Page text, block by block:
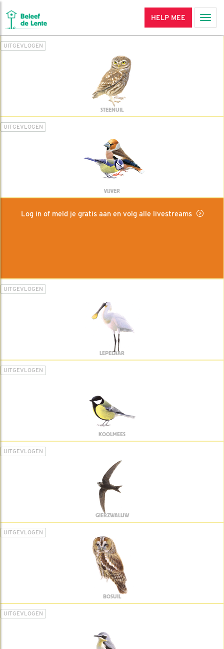
HELP MEE
UITGEVLOGEN
STEENUIL
UITGEVLOGEN
VIJVER
Log in of meld je gratis aan en volg alle livestreams
UITGEVLOGEN
LEPELAAR
UITGEVLOGEN
KOOLMEES
UITGEVLOGEN
GIERZWALUW
UITGEVLOGEN
BOSUIL
UITGEVLOGEN